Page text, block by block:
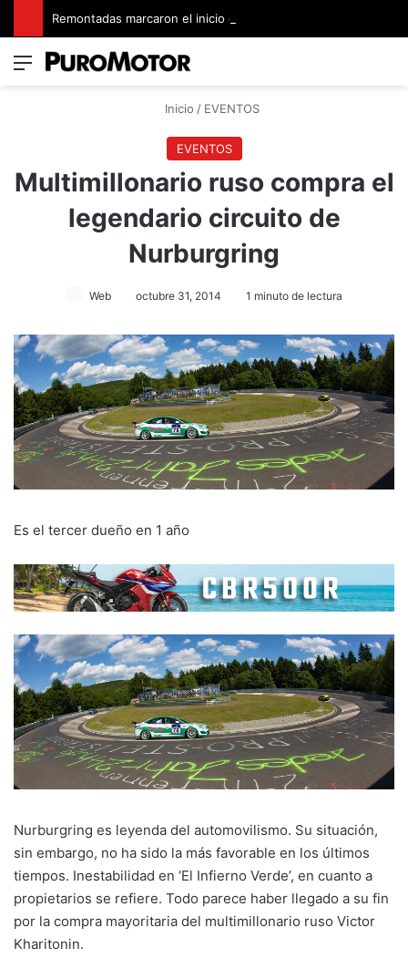
Menú
Inicio / EVENTOS
EVENTOS
Multimillonario ruso compra el
legendario circuito de
Nurburgring
Web octubre 31, 2014 1 minuto de lectura
Es el tercer dueño en 1 año
Nurburgring es leyenda del automovilismo. Su situación,
sin embargo, no ha sido la más favorable en los últimos
tiempos. Inestabilidad en ‘El Infierno Verde’, en cuanto a
propietarios se refiere. Todo parece haber llegado a su fin
por la compra mayoritaria del multimillonario ruso Victor
Kharitonin.